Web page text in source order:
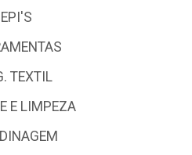
EPI'S
TEXTIL
E LIMPEZA